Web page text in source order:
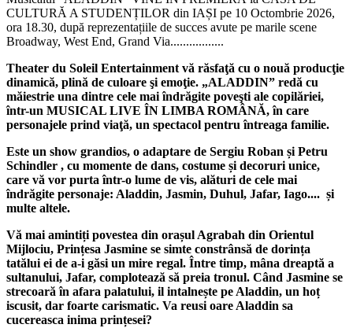
CULTURĂ A STUDENȚILOR din IAȘI pe 10 Octombrie 2026,
ora 18.30, după reprezentațiile de succes avute pe marile scene
Broadway, West End, Grand Via.................
Theater du Soleil Entertainment vă răsfaţă cu o nouă producţie
dinamică, plină de culoare şi emoţie. „ALADDIN” redă cu
măiestrie una dintre cele mai îndrăgite poveşti ale copilăriei,
într-un MUSICAL LIVE ÎN LIMBA ROMÂNĂ, în care
personajele prind viaţă, un spectacol pentru întreaga familie.
Este un show grandios, o adaptare de Sergiu Roban și Petru
Schindler , cu momente de dans, costume și decoruri unice,
care vă vor purta într-o lume de vis, alături de cele mai
îndrăgite personaje: Aladdin, Jasmin, Duhul, Jafar, Iago.... și
multe altele.
Vă mai amintiți povestea din orașul Agrabah din Orientul
Mijlociu, Prințesa Jasmine se simte constrânsă de dorința
tatălui ei de a-i găsi un mire regal. Între timp, mâna dreaptă a
sultanului, Jafar, complotează să preia tronul. Când Jasmine se
strecoară în afara palatului, il intalnește pe Aladdin, un hoț
iscusit, dar foarte carismatic. Va reusi oare Aladdin sa
cucereasca inima prințesei?